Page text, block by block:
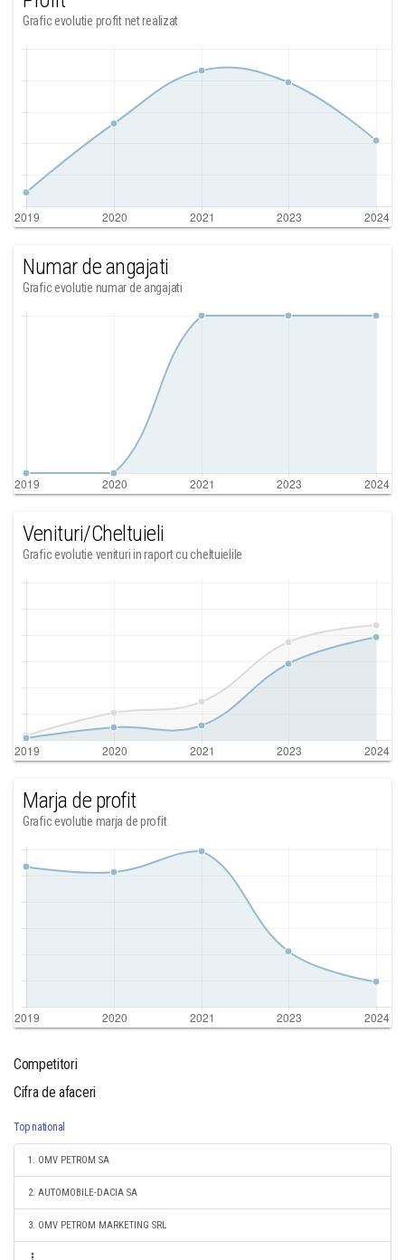
Grafic evolutie profit net realizat
Numar de angajati
Grafic evolutie numar de angajati
Venituri/Cheltuieli
Grafic evolutie venituri in raport cu cheltuielile
Marja de profit
Grafic evolutie marja de profit
Competitori
Cifra de afaceri
Top national
1. OMV PETROM SA
2. AUTOMOBILE-DACIA SA
3. OMV PETROM MARKETING SRL